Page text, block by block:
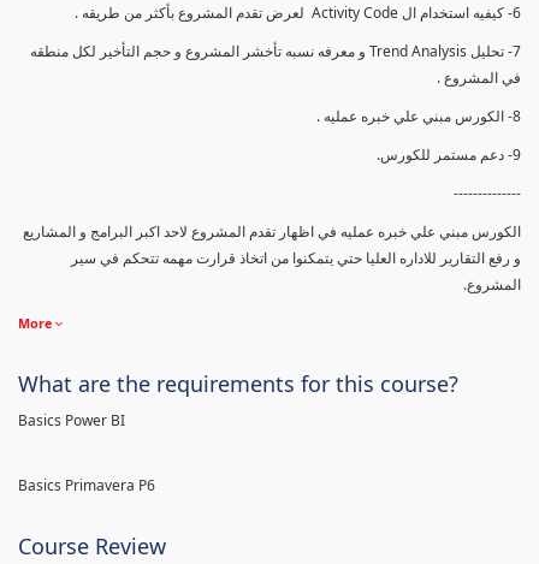
6- كيفيه استخدام ال Activity Code لعرض تقدم المشروع بأكثر من طريقه .
7- تحليل Trend Analysis و معرفه نسبه تأخشر المشروع و حجم التأخير لكل منطقه
في المشروع .
8- الكورس مبني علي خبره عمليه .
9- دعم مستمر للكورس.
--------------
الكورس مبني علي خبره عمليه في اظهار تقدم المشروع لاحد اكبر البرامج و المشاريع
و رفع التقارير للاداره العليا حتي يتمكنوا من اتخاذ قرارت مهمه تتحكم في سير
المشروع.
More
What are the requirements for this course?
Basics Power BI
Basics Primavera P6
Course Review